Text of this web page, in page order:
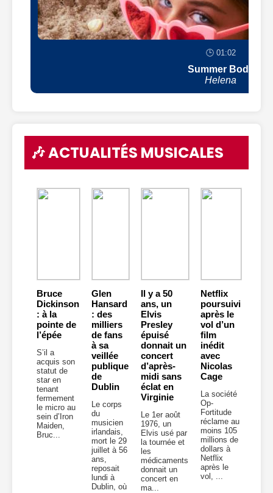
🕒 01:02
Summer Body
Helena
🎶 ACTUALITÉS MUSICALES
Bruce
Dickinson
: à la
pointe de
l’épée
S’il a
acquis son
statut de
star en
tenant
fermement
le micro au
sein d’Iron
Maiden,
Bruc...
Glen
Hansard
: des
milliers
de fans
à sa
veillée
publique
de
Dublin
Le corps
du
musicien
irlandais,
mort le 29
juillet à 56
ans,
reposait
lundi à
Dublin, où
Il y a 50
ans, un
Elvis
Presley
épuisé
donnait un
concert
d’après-
midi sans
éclat en
Virginie
Le 1er août
1976, un
Elvis usé par
la tournée et
les
médicaments
donnait un
concert en
ma...
Netflix
poursuivi
après le
vol d’un
film
inédit
avec
Nicolas
Cage
La société
Op-
Fortitude
réclame au
moins 105
millions de
dollars à
Netflix
après le
vol, ...